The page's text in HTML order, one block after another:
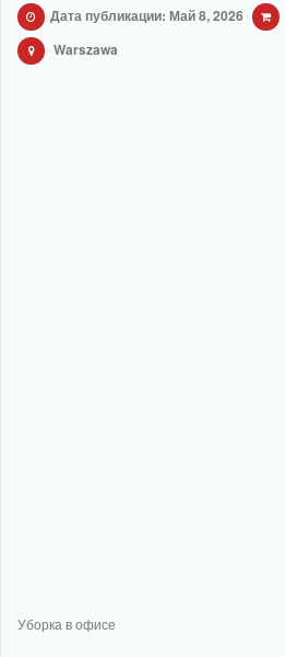
Дата публикации: Май 8, 2026
Warszawa
Уборка в офисе